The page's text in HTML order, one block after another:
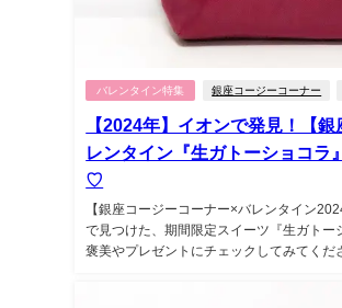
バレンタイン特集 銀座コージーコーナー
【2024年】イオンで発見！【
レンタイン『生ガトーショコラ
♡
【銀座コージーコーナー×バレンタイン
で見つけた、期間限定スイーツ『生ガトー
褒美やプレゼントにチェックしてみてくだ